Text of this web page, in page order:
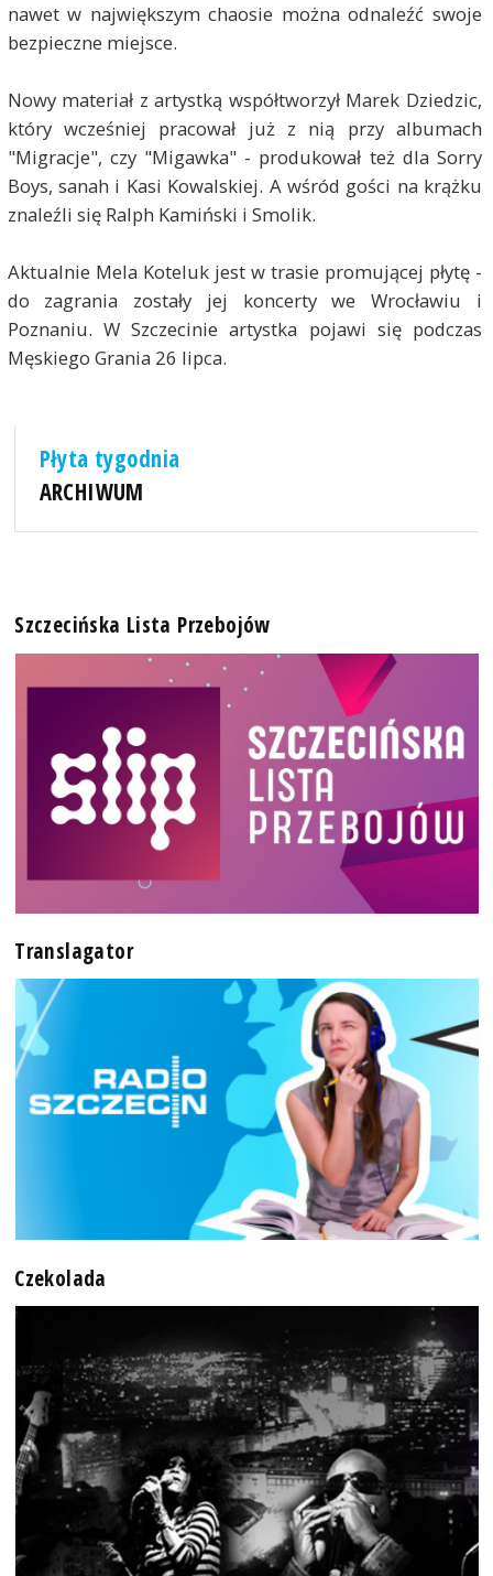
nawet w największym chaosie można odnaleźć swoje
bezpieczne miejsce.
Nowy materiał z artystką współtworzył Marek Dziedzic,
który wcześniej pracował już z nią przy albumach
"Migracje", czy "Migawka" - produkował też dla Sorry
Boys, sanah i Kasi Kowalskiej. A wśród gości na krążku
znaleźli się Ralph Kamiński i Smolik.
Aktualnie Mela Koteluk jest w trasie promującej płytę -
do zagrania zostały jej koncerty we Wrocławiu i
Poznaniu. W Szczecinie artystka pojawi się podczas
Męskiego Grania 26 lipca.
Płyta tygodnia
ARCHIWUM
Szczecińska Lista Przebojów
Translagator
Czekolada